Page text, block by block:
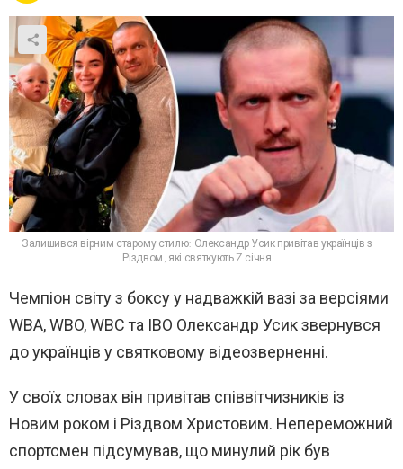
Залишився вірним старому стилю: Олександр Усик привітав українців з
Різдвом, які святкують 7 січня
Чемпіон світу з боксу у надважкій вазі за версіями
WBA, WBO, WBC та IBO Олександр Усик звернувся
до українців у святковому відеозверненні.
У своїх словах він привітав співвітчизників із
Новим роком і Різдвом Христовим. Непереможний
спортсмен підсумував, що минулий рік був